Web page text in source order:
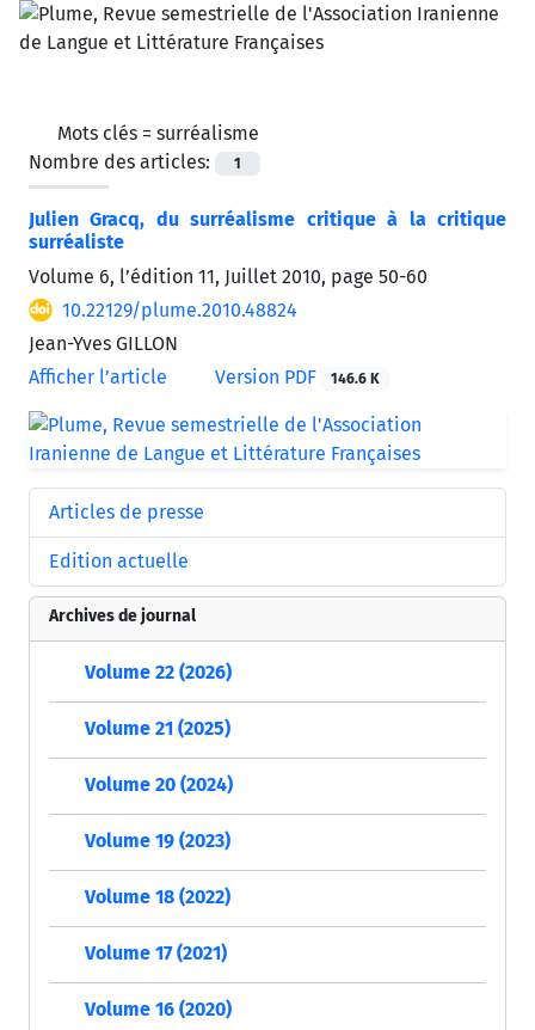
Mots clés = surréalisme
Nombre des articles:
1
Julien Gracq, du surréalisme critique à la critique
surréaliste
Volume 6, l’édition 11, Juillet 2010, page 50-60
10.22129/plume.2010.48824
Jean-Yves GILLON
Afficher l’article
Version PDF 146.6 K
Articles de presse
Edition actuelle
Archives de journal
Volume 22 (2026)
Volume 21 (2025)
Volume 20 (2024)
Volume 19 (2023)
Volume 18 (2022)
Volume 17 (2021)
Volume 16 (2020)